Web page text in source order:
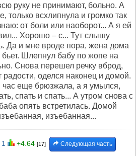
руку не принимают, больно. А
только всхлипнула и громко так
от боли или наоборот... А я ей
Хорошо – с... Тут слышу
Да и мне вроде пора, жена дома
Шлепнул бабу по жопе на
Снова перешел речку вброд,
радости, оделся наконец и домой.
еще брюзжала, а я умылся,
спать и спать... А утром снова с
опять встретилась. Домой
изъебанная...
1 +4.64 [17] Следующая часть